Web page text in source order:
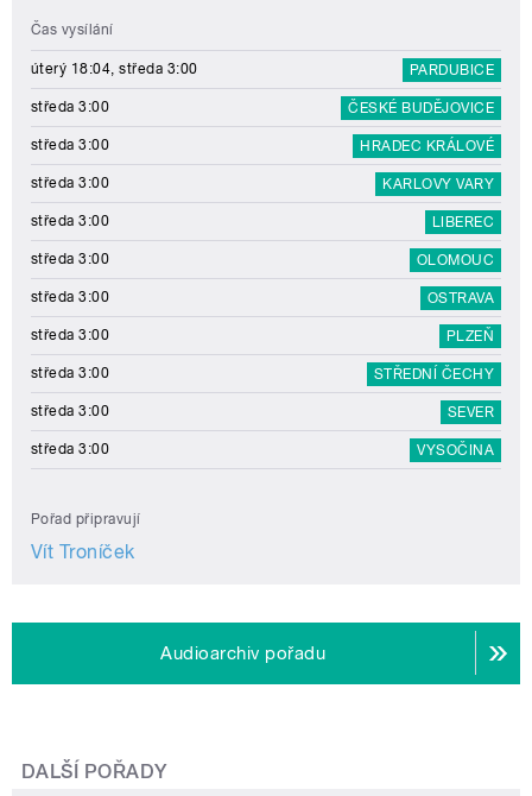
Čas vysílání
úterý 18:04, středa 3:00 PARDUBICE
středa 3:00 ČESKÉ BUDĚJOVICE
středa 3:00 HRADEC KRÁLOVÉ
středa 3:00 KARLOVY VARY
středa 3:00 LIBEREC
středa 3:00 OLOMOUC
středa 3:00 OSTRAVA
středa 3:00 PLZEŇ
středa 3:00 STŘEDNÍ ČECHY
středa 3:00 SEVER
středa 3:00 VYSOČINA
Pořad připravují
Vít Troníček
Audioarchiv pořadu
DALŠÍ POŘADY